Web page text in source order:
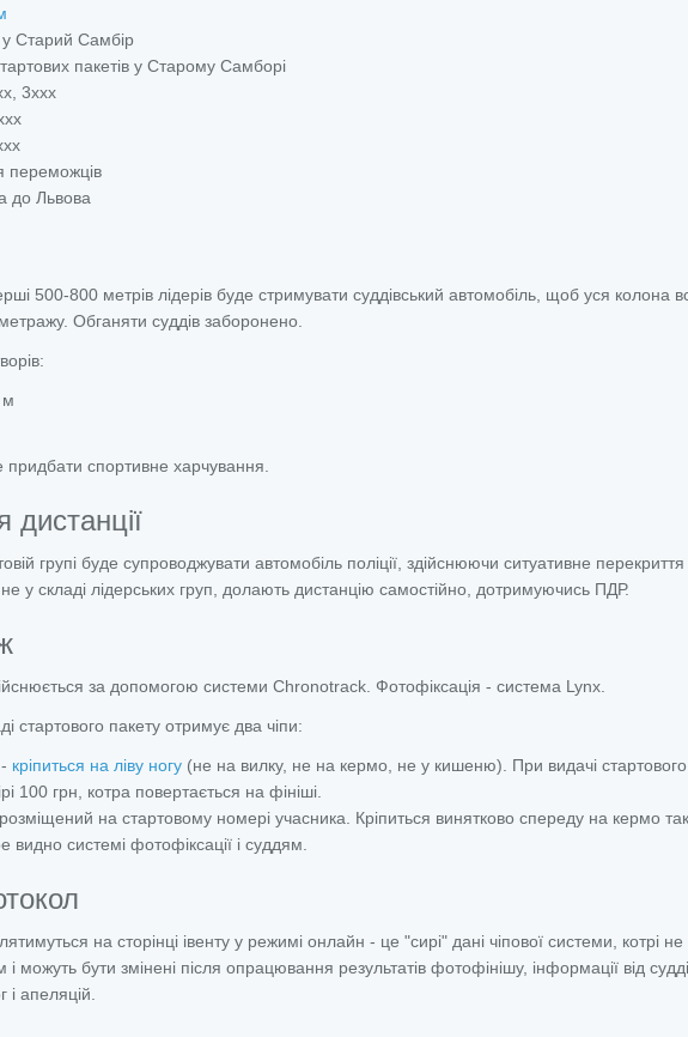
у Старий Самбір
пакетів у Старому Самборі
3ххх
переможців
до Львова
500-800 метрів лідерів буде стримувати суддівський автомобіль, щоб уся колона
Обганяти суддів заборонено.
м
спортивне харчування.
групі буде супроводжувати автомобіль поліції, здійснюючи ситуативне перекриття
не у складі лідерських груп, долають дистанцію самостійно, дотримуючись ПДР.
за допомогою системи Chronotrack. Фотофіксація - система Lynx.
стартового пакету отримує два чіпи:
кріпиться на ліву ногу (не на вилку, не на кермо, не у кишеню). При видачі стартового
100 грн, котра повертається на фініші.
на стартовому номері учасника. Кріпиться винятково спереду на кермо
видно системі фотофіксації і суддям.
на сторінці івенту у режимі онлайн - це "сирі" дані чіпової системи, котрі
можуть бути змінені після опрацювання результатів фотофінішу, інформації від
і апеляцій.